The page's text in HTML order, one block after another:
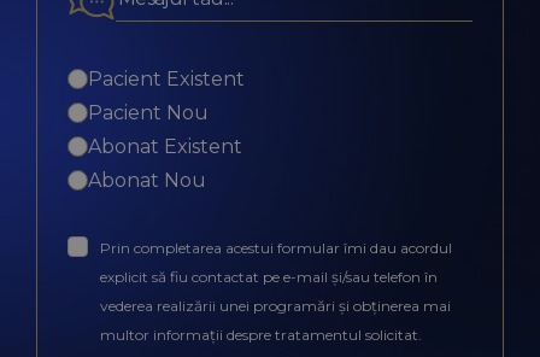
Pacient Existent
Pacient Nou
Abonat Existent
Abonat Nou
Prin completarea acestui formular îmi dau acordul
explicit să fiu contactat pe e-mail și/sau telefon în
vederea realizării unei programări și obținerea mai
multor informații despre tratamentul solicitat.